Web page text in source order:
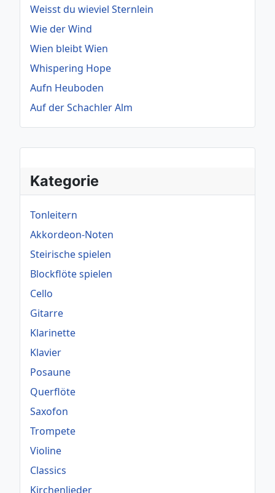
Kategorie
Tonleitern
Akkordeon-Noten
Steirische spielen
Blockflöte spielen
Cello
Gitarre
Klarinette
Klavier
Posaune
Querflöte
Saxofon
Trompete
Violine
Classics
Kirchenlieder
Weisst du wieviel Sternlein
Wie der Wind
Wien bleibt Wien
Whispering Hope
Aufn Heuboden
Auf der Schachler Alm